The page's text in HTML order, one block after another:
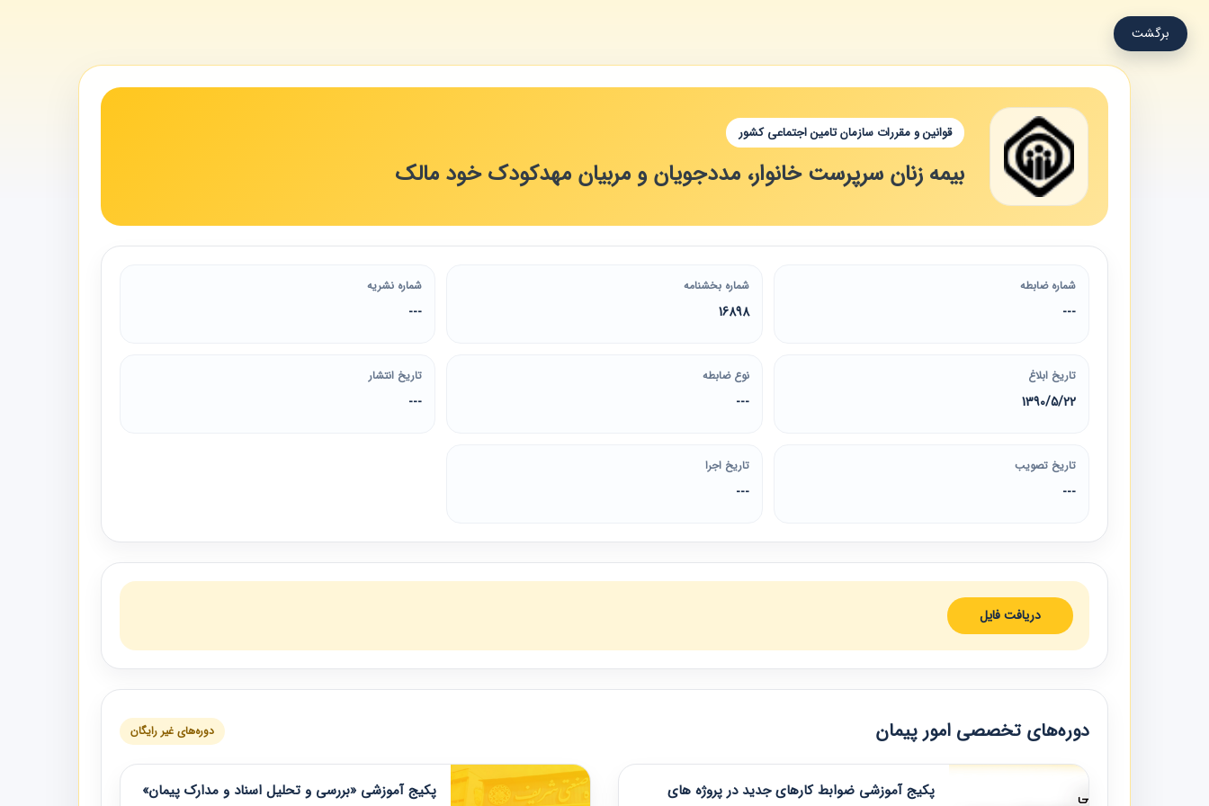
برگشت
قوانین و مقررات سازمان تامین اجتماعی کشور
بیمه زنان سرپرست خانوار، مددجویان و مربیان مهدکودک خود مالک
شماره ضابطه
---
شماره بخشنامه
16898
شماره نشریه
---
تاریخ ابلاغ
1390/5/22
نوع ضابطه
---
تاریخ انتشار
---
تاریخ تصویب
---
تاریخ اجرا
---
دریافت فایل
دوره‌های تخصصی امور پیمان دوره‌های غیر رایگان
پکیج آموزشی ضوابط کارهای جدید در پروژه های
پکیج آموزشی «بررسی و تحلیل اسناد و مدارک پیمان»